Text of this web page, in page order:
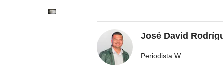
José David
Periodista W.